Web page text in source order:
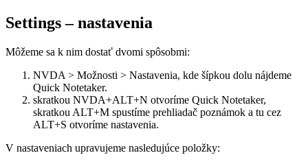
Settings – nastavenia
Môžeme sa k nim dostať dvomi spôsobmi:
NVDA > Možnosti > Nastavenia, kde šípkou dolu nájdeme
Quick Notetaker.
skratkou NVDA+ALT+N otvoríme Quick Notetaker,
skratkou ALT+M spustíme prehliadač poznámok a tu cez
ALT+S otvoríme nastavenia.
V nastaveniach upravujeme nasledujúce položky: